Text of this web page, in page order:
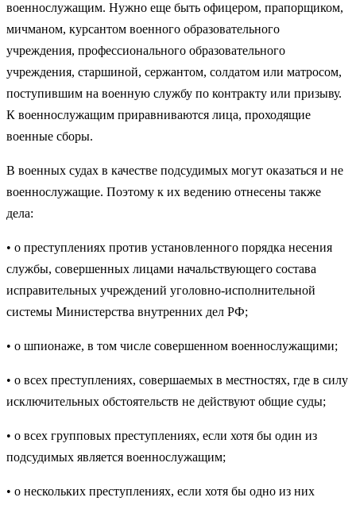
военнослужащим. Нужно еще быть офицером, прапорщиком,
мичманом, курсантом военного образовательного
учреждения, профессионального об­разовательного
учреждения, старшиной, сержантом, солдатом или матро­сом,
поступившим на военную службу по контракту или призыву.
К воен­нослужащим приравниваются лица, проходящие
военные сборы.
В военных судах в качестве подсудимых могут оказаться и не
военнослужащие. Поэтому к их ведению отнесены также
дела:
• о преступлениях против установленного порядка несения
службы, совершенных лицами начальствующего состава
исправительных уч­реждений уголовно-исполнительной
системы Министерства внут­ренних дел РФ;
• о шпионаже, в том числе совершенном военнослужащими;
• о всех преступлениях, совершаемых в местностях, где в силу
исклю­чительных обстоятельств не действуют общие суды;
• о всех групповых преступлениях, если хотя бы один из
подсудимых является военнослужащим;
• о нескольких преступлениях, если хотя бы одно из них